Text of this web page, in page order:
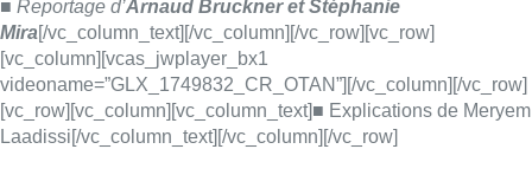
Van Damme et l’histoire du
Mémorial